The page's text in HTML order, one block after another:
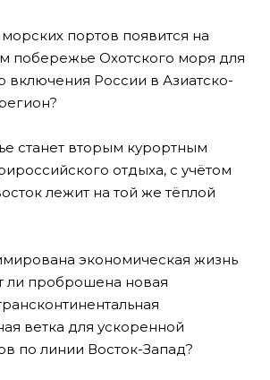
портов появится на
побережье Охотского моря для
включения России в Азиатско-
станет вторым курортным
отдыха, с учётом
лежит на той же тёплой
экономическая жизнь
ли проброшена новая
ветка для ускоренной
по линии Восток-Запад?